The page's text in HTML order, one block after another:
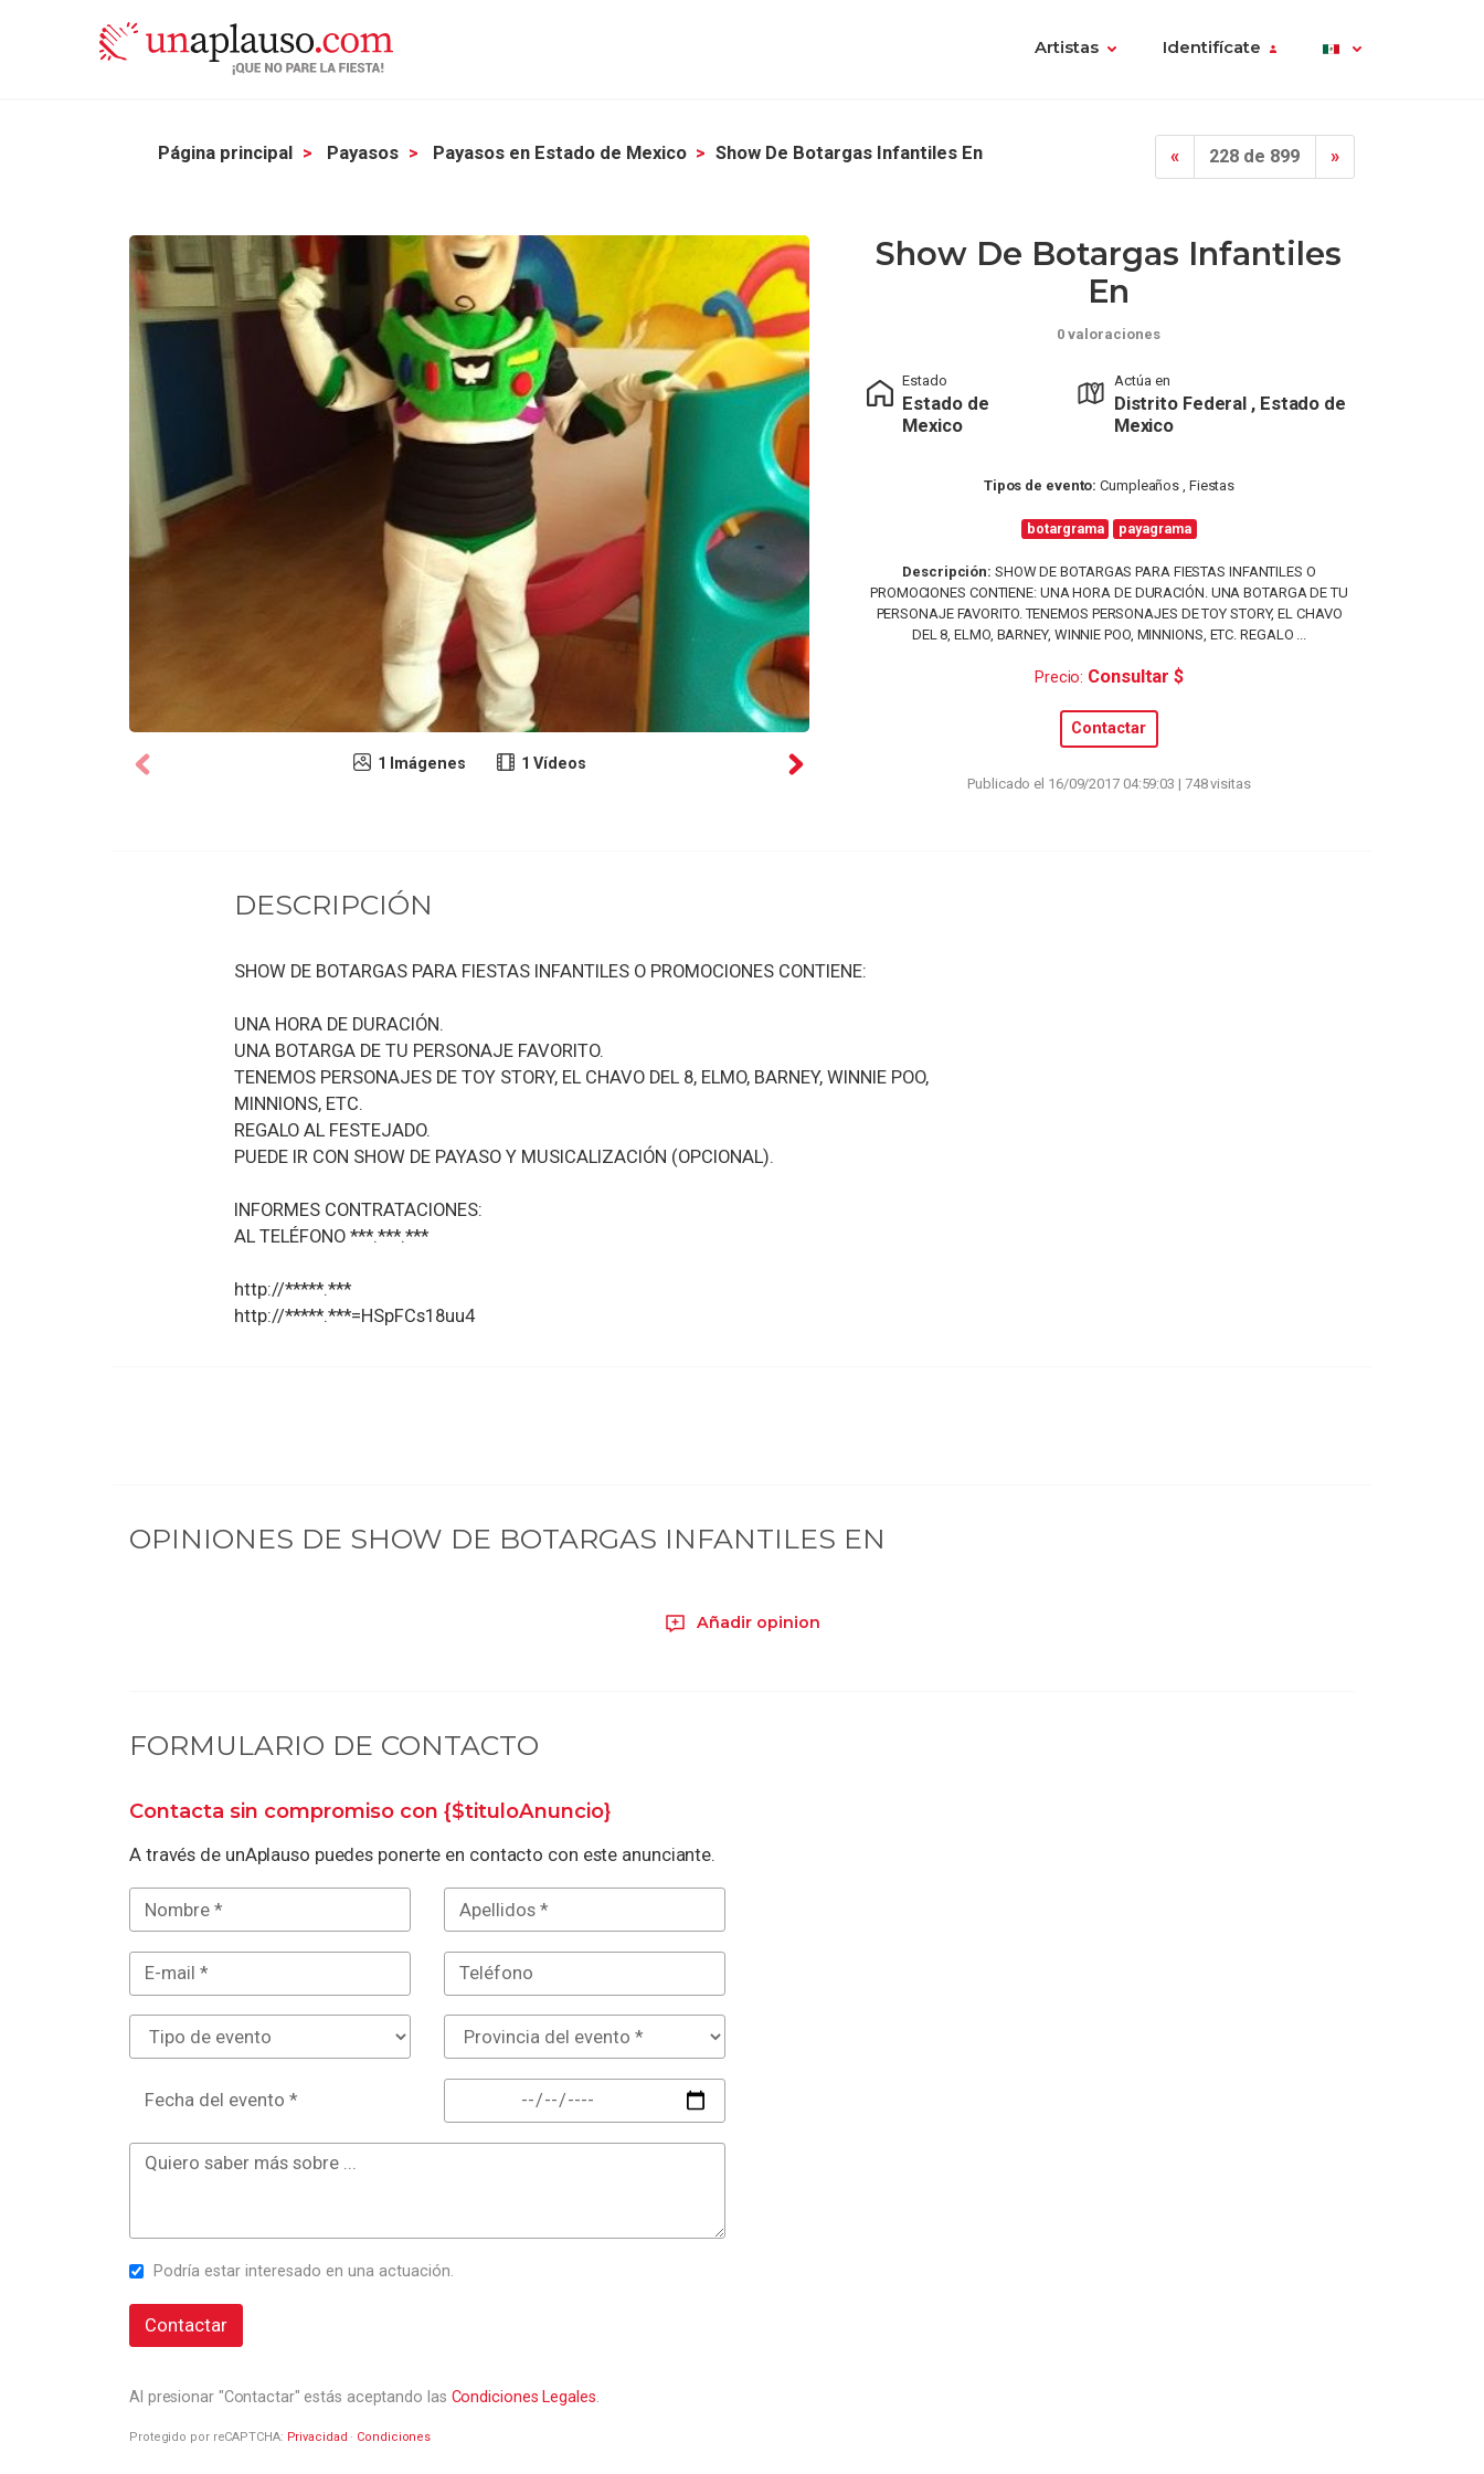
Artistas Identifícate
Página principal Payasos Payasos en Estado de Mexico Show De Botargas Infantiles En « 228 de 899 »
1 Imágenes 1 Vídeos
Show De Botargas Infantiles
En
0 valoraciones
Estado
Estado de
Mexico
Actúa en
Distrito Federal , Estado de
Mexico
Tipos de evento: Cumpleaños , Fiestas
botargrama payagrama
Descripción: SHOW DE BOTARGAS PARA FIESTAS INFANTILES O
PROMOCIONES CONTIENE: UNA HORA DE DURACIÓN. UNA BOTARGA DE TU
PERSONAJE FAVORITO. TENEMOS PERSONAJES DE TOY STORY, EL CHAVO
DEL 8, ELMO, BARNEY, WINNIE POO, MINNIONS, ETC. REGALO ...
Precio: Consultar $
Contactar
Publicado el 16/09/2017 04:59:03 | 748 visitas
DESCRIPCIÓN
SHOW DE BOTARGAS PARA FIESTAS INFANTILES O PROMOCIONES CONTIENE:
UNA HORA DE DURACIÓN.
UNA BOTARGA DE TU PERSONAJE FAVORITO.
TENEMOS PERSONAJES DE TOY STORY, EL CHAVO DEL 8, ELMO, BARNEY, WINNIE POO,
MINNIONS, ETC.
REGALO AL FESTEJADO.
PUEDE IR CON SHOW DE PAYASO Y MUSICALIZACIÓN (OPCIONAL).
INFORMES CONTRATACIONES:
AL TELÉFONO ***.***.***
http://*****.***
http://*****.***=HSpFCs18uu4
OPINIONES DE SHOW DE BOTARGAS INFANTILES EN
Añadir opinion
FORMULARIO DE CONTACTO
Contacta sin compromiso con {$tituloAnuncio}
A través de unAplauso puedes ponerte en contacto con este anunciante.
Fecha del evento *
Podría estar interesado en una actuación.
Contactar
Al presionar "Contactar" estás aceptando las Condiciones Legales.
Protegido por reCAPTCHA: Privacidad · Condiciones